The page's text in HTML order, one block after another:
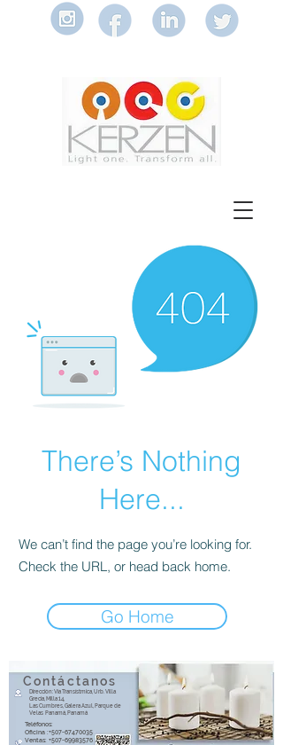
There’s Nothing
Here...
We can’t find the page you’re looking for.
Check the URL, or head back home.
Go Home
Dirección: Vía Transístmica, Urb. Villa
Grecia, Milla 14,
Las Cumbres, Galera Azul, Parque de
Velas Panamá, Panamá
Contáctanos
Teléfonos:
Oficina :+507-67470035
Ventas: +507-69983576 / 69853267